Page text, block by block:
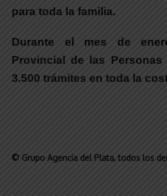
para toda la familia.
Durante el mes de
Provincial de las Personas
3.500 trámites en toda la
© Grupo Agencia del Plata, todos los